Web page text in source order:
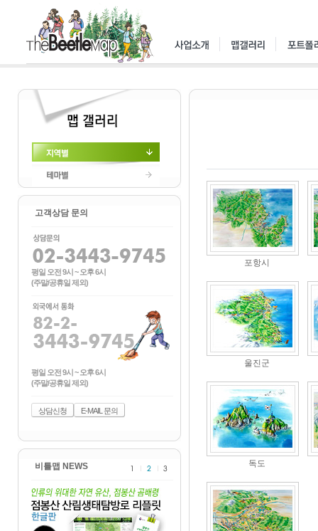
지역별
테마별
고객상담 문의
평일 오전 9시 ~ 오후 6시
(주말/공휴일 제외)
평일 오전 9시 ~ 오후 6시
(주말/공휴일 제외)
상담신청 E-MAIL 문의
비틀맵 NEWS
포항시
울진군
독도